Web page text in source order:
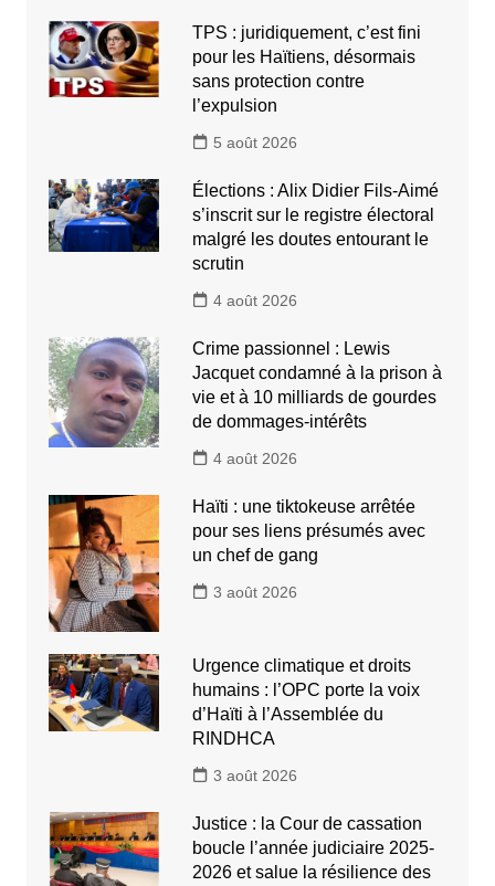
TPS : juridiquement, c’est fini
pour les Haïtiens, désormais
sans protection contre
l’expulsion
5 août 2026
Élections : Alix Didier Fils-Aimé
s’inscrit sur le registre électoral
malgré les doutes entourant le
scrutin
4 août 2026
Crime passionnel : Lewis
Jacquet condamné à la prison à
vie et à 10 milliards de gourdes
de dommages-intérêts
4 août 2026
Haïti : une tiktokeuse arrêtée
pour ses liens présumés avec
un chef de gang
3 août 2026
Urgence climatique et droits
humains : l’OPC porte la voix
d’Haïti à l’Assemblée du
RINDHCA
3 août 2026
Justice : la Cour de cassation
boucle l’année judiciaire 2025-
2026 et salue la résilience des